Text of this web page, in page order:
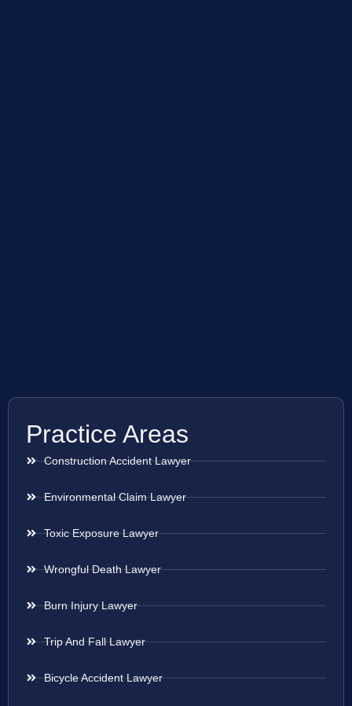
Practice Areas
Construction Accident Lawyer
Environmental Claim Lawyer
Toxic Exposure Lawyer
Wrongful Death Lawyer
Burn Injury Lawyer
Trip And Fall Lawyer
Bicycle Accident Lawyer